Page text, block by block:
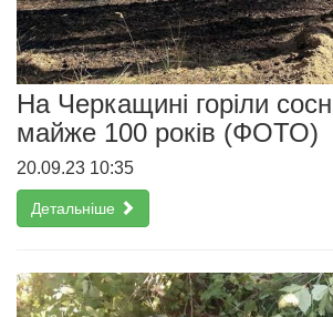
На Черкащині горіли
майже 100 років (ФОТО)
20.09.23 10:35
Детальніше